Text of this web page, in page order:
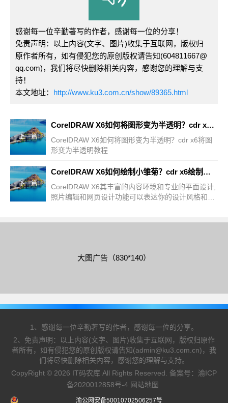
感谢每一位辛勤著写的作者，感谢每一位的分享！
免责声明：以上内容(文字、图片)收集于互联网，版权归
原作者所有，如有侵犯您的原创版权请告知(604811667@
qq.com)，我们将尽快删除相关内容，感谢您的理解与支
持！
本文地址： http://www.ku3.com.cn/show/89365.html
上一篇
CorelDRAW X6如何将图形变为半透明？cdr x6将图形变为半透明教程
CorelDRAW X6如何将图形变为半透明？cdr x6将图
形变为半透明教程
下一篇
CorelDRAW X6如何绘制小雏菊？cdr x6绘制小雏菊教程
CorelDRAW X6其丰富的内容环境和专业的平面设计,
照片编辑和网页设计功能可以表达你的设计风格和创
大图广告（830*140）
1、感谢每一位辛勤著写的作者，感谢每一位的分享。
2、免责声明：以上内容(文字、图片)收集于互联网，版权归原作
者所有，如有侵犯您的原创版权请告知(admin@ku3.com.cn)，我
们将尽快删除相关内容，感谢您的理解与支持。
CopyRight © 2026 IT码农库 All Rights Reserved. 备案号： 渝ICP
备2020012858号-4 网站地图
渝公网安备50010702506257号